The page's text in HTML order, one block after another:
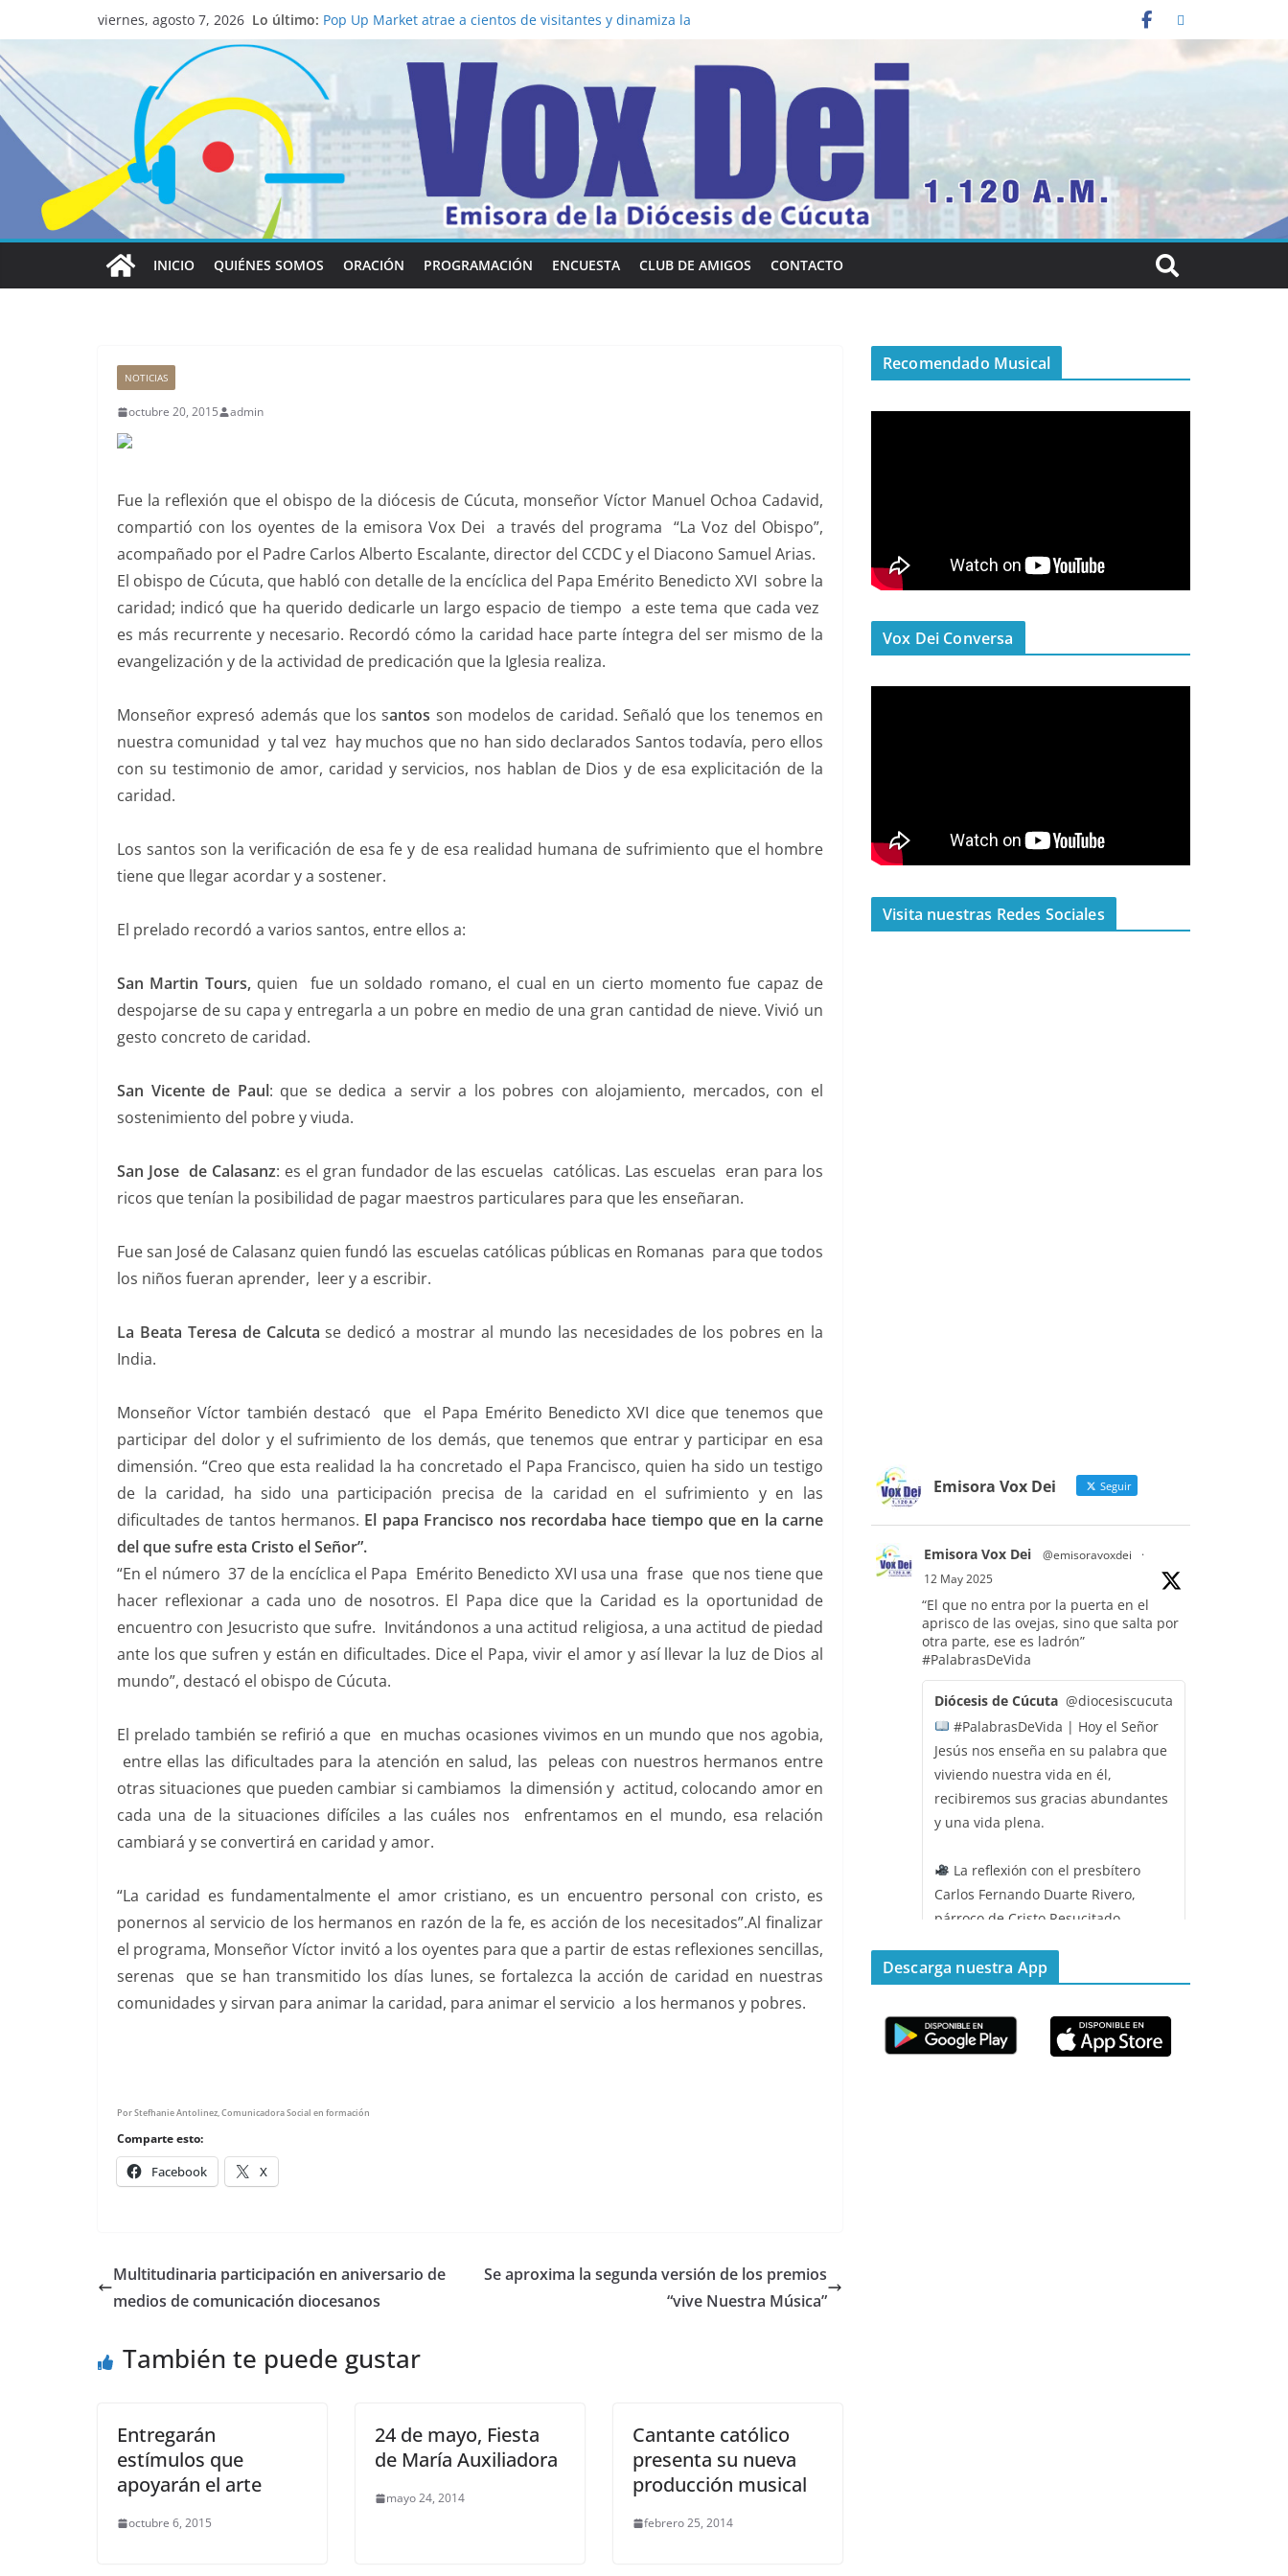
viernes, agosto 7, 2026 Lo último: católico para convertirse en “Superancianos”
Pop Up Market atrae a cientos de visitantes y dinamiza la
economía local
Salud mental a la mesa: la importancia de hablarlo en
familia
Lo que tienen en común la nueva Película Toy Story 5 y el
Papa León XIV
Realizadores de Vox Dei fortalecen su identidad
institucional y habilidades en comunicación visual
INICIO QUIÉNES SOMOS ORACIÓN PROGRAMACIÓN ENCUESTA CLUB DE AMIGOS CONTACTO
NOTICIAS
octubre 20, 2015 admin
Fue la reflexión que el obispo de la diócesis de Cúcuta, monseñor Víctor Manuel Ochoa Cadavid,
compartió con los oyentes de la emisora Vox Dei a través del programa “La Voz del Obispo”,
acompañado por el Padre Carlos Alberto Escalante, director del CCDC y el Diacono Samuel Arias.
El obispo de Cúcuta, que habló con detalle de la encíclica del Papa Emérito Benedicto XVI sobre la
caridad; indicó que ha querido dedicarle un largo espacio de tiempo a este tema que cada vez
es más recurrente y necesario. Recordó cómo la caridad hace parte íntegra del ser mismo de la
evangelización y de la actividad de predicación que la Iglesia realiza.
Monseñor expresó además que los santos son modelos de caridad. Señaló que los tenemos en
nuestra comunidad y tal vez hay muchos que no han sido declarados Santos todavía, pero ellos
con su testimonio de amor, caridad y servicios, nos hablan de Dios y de esa explicitación de la
caridad.
Los santos son la verificación de esa fe y de esa realidad humana de sufrimiento que el hombre
tiene que llegar acordar y a sostener.
El prelado recordó a varios santos, entre ellos a:
San Martin Tours, quien fue un soldado romano, el cual en un cierto momento fue capaz de
despojarse de su capa y entregarla a un pobre en medio de una gran cantidad de nieve. Vivió un
gesto concreto de caridad.
San Vicente de Paul: que se dedica a servir a los pobres con alojamiento, mercados, con el
sostenimiento del pobre y viuda.
San Jose de Calasanz: es el gran fundador de las escuelas católicas. Las escuelas eran para los
ricos que tenían la posibilidad de pagar maestros particulares para que les enseñaran.
Fue san José de Calasanz quien fundó las escuelas católicas públicas en Romanas para que todos
los niños fueran aprender, leer y a escribir.
La Beata Teresa de Calcutase dedicó a mostrar al mundo las necesidades de los pobres en la
India.
Monseñor Víctor también destacó que el Papa Emérito Benedicto XVI dice que tenemos que
participar del dolor y el sufrimiento de los demás, que tenemos que entrar y participar en esa
dimensión. “Creo que esta realidad la ha concretado el Papa Francisco, quien ha sido un testigo
de la caridad, ha sido una participación precisa de la caridad en el sufrimiento y en las
dificultades de tantos hermanos. El papa Francisco nos recordaba hace tiempo que en la carne
del que sufre esta Cristo el Señor”.
“En el número 37 de la encíclica el Papa Emérito Benedicto XVI usa una frase que nos tiene que
hacer reflexionar a cada uno de nosotros. El Papa dice que la Caridad es la oportunidad de
encuentro con Jesucristo que sufre. Invitándonos a una actitud religiosa, a una actitud de piedad
ante los que sufren y están en dificultades. Dice el Papa, vivir el amor y así llevar la luz de Dios al
mundo”, destacó el obispo de Cúcuta.
El prelado también se refirió a que en muchas ocasiones vivimos en un mundo que nos agobia,
entre ellas las dificultades para la atención en salud, las peleas con nuestros hermanos entre
otras situaciones que pueden cambiar si cambiamos la dimensión y actitud, colocando amor en
cada una de la situaciones difíciles a las cuáles nos enfrentamos en el mundo, esa relación
cambiará y se convertirá en caridad y amor.
“La caridad es fundamentalmente el amor cristiano, es un encuentro personal con cristo, es
ponernos al servicio de los hermanos en razón de la fe, es acción de los necesitados”.Al finalizar
el programa, Monseñor Víctor invitó a los oyentes para que a partir de estas reflexiones sencillas,
serenas que se han transmitido los días lunes, se fortalezca la acción de caridad en nuestras
comunidades y sirvan para animar la caridad, para animar el servicio a los hermanos y pobres.
Por Stefhanie Antolinez, Comunicadora Social en formación
Comparte esto:
Facebook X
Multitudinaria participación en aniversario de
medios de comunicación diocesanos
Se aproxima la segunda versión de los premios
“vive Nuestra Música”
También te puede gustar
Entregarán
estímulos que
apoyarán el arte
octubre 6, 2015
24 de mayo, Fiesta
de María Auxiliadora
mayo 24, 2014
Cantante católico
presenta su nueva
producción musical
febrero 25, 2014
Recomendado Musical
Vox Dei Conversa
Visita nuestras Redes Sociales
Emisora Vox Dei Seguir
Emisora Vox Dei @emisoravoxdei
·
12 May 2025
“El que no entra por la puerta en el
aprisco de las ovejas, sino que salta por
otra parte, ese es ladrón”
#PalabrasDeVida
Diócesis de Cúcuta @diocesiscucuta
#PalabrasDeVida | Hoy el Señor
Jesús nos enseña en su palabra que
viviendo nuestra vida en él,
recibiremos sus gracias abundantes
y una vida plena.
La reflexión con el presbítero
Carlos Fernando Duarte Rivero,
párroco de Cristo Resucitado.
Emisora Vox Dei @emisoravoxdei ·
11 May 2025
Descarga nuestra App